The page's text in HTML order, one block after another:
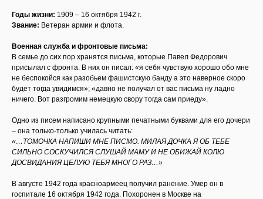
Годы жизни: 1909 – 16 октября 1942 г.
Звание: Ветеран армии и флота.
Военная служба и фронтовые письма:
В семье до сих пор хранятся письма, которые Павел Федорович
присылал с фронта. В них он писал: «я себя чувствую хорошо обо мне
не беспокойся как разобьем фашистскую банду а это наверное скоро
будет тогда увидимся»; «давно не получал от вас письма ну ладно
ничего. Вот разгромим немецкую свору тогда сам приеду».
Одно из писем написано крупными печатными буквами для его дочери
– она только-только училась читать:
«…ТОМОЧКА НАПИШИ МНЕ ПИСМО. МИЛАЯ ДОЧКА Я ОБ ТЕБЕ
СИЛЬНО СОСКУЧИЛСЯ СЛУШАЙ МАМУ И НЕ ОБИЖАЙ КОЛЮ
ДОСВИДАНИЯ ЦЕЛУЮ ТЕБЯ МНОГО РАЗ…»
В августе 1942 года красноармеец получил ранение. Умер он в
госпитале 16 октября 1942 года. Похоронен в Москве на